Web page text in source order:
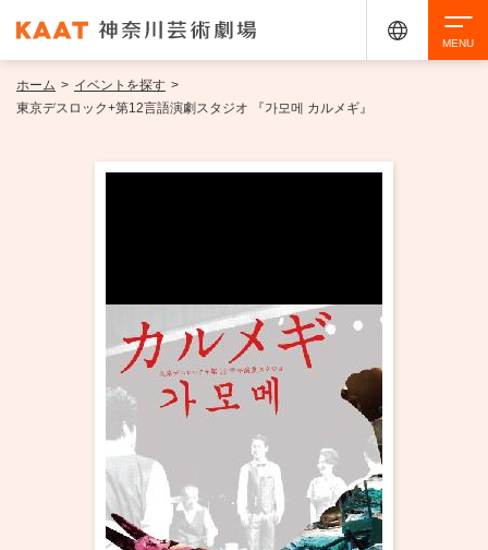
・ イベント一覧
・ イベントカレンダー
ご来場案内
・ 館内サービス・アクセシビリティ
・ フロアマップ
・ レストラン/カフェ
施設を借りる
KAATについて
ホーム > イベントを探す >
東京デスロック+第12言語演劇スタジオ 『가모메 カルメギ』